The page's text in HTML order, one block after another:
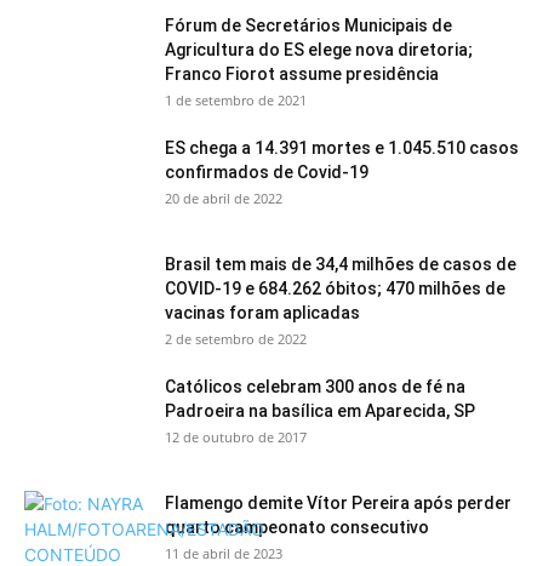
Fórum de Secretários Municipais de
Agricultura do ES elege nova diretoria;
Franco Fiorot assume presidência
1 de setembro de 2021
ES chega a 14.391 mortes e 1.045.510 casos
confirmados de Covid-19
20 de abril de 2022
Brasil tem mais de 34,4 milhões de casos de
COVID-19 e 684.262 óbitos; 470 milhões de
vacinas foram aplicadas
2 de setembro de 2022
Católicos celebram 300 anos de fé na
Padroeira na basílica em Aparecida, SP
12 de outubro de 2017
Flamengo demite Vítor Pereira após perder
quarto campeonato consecutivo
11 de abril de 2023